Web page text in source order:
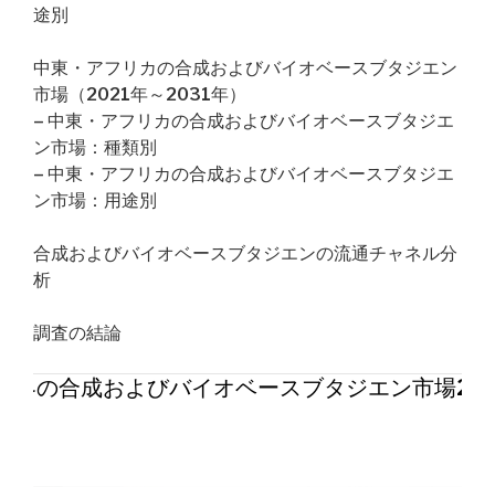
途別
中東・アフリカの合成およびバイオベースブタジエン
市場（2021年～2031年）
– 中東・アフリカの合成およびバイオベースブタジエ
ン市場：種類別
– 中東・アフリカの合成およびバイオベースブタジエ
ン市場：用途別
合成およびバイオベースブタジエンの流通チャネル分
析
調査の結論
界の合成およびバイオベースブタジエン市場